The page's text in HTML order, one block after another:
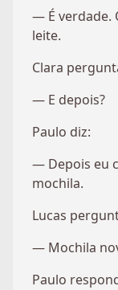
— É verdade.
leite.
Clara
— E depois?
Paulo diz:
— Depois eu
mochila.
Lucas
— Mochila
Paulo